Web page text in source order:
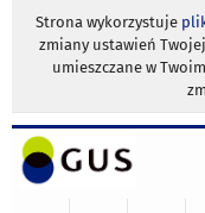
Strona wykorzystuje
zmiany ustawień
umieszczane w